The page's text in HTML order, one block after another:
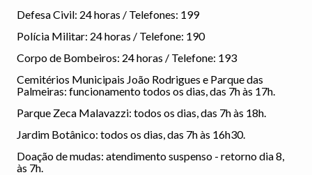
Defesa Civil: 24 horas / Telefones: 199
Polícia Militar: 24 horas / Telefone: 190
Corpo de Bombeiros: 24 horas / Telefone: 193
Cemitérios Municipais João Rodrigues e Parque das
Palmeiras: funcionamento todos os dias, das 7h às 17h.
Parque Zeca Malavazzi: todos os dias, das 7h às 18h.
Jardim Botânico: todos os dias, das 7h às 16h30.
Doação de mudas: atendimento suspenso - retorno dia 8,
às 7h.